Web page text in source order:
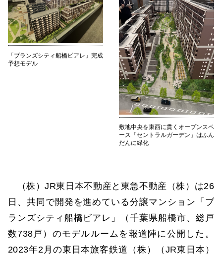
「ブランズシティ船橋ビアレ」完成
予想モデル
敷地中央を東西に貫くオープンスペ
ース「セントラルガーデン」はふん
だんに緑化
（株）JR東日本不動産と東急不動産（株）は26
日、共同で開発を進めている分譲マンション「ブ
ランズシティ船橋ビアレ」（千葉県船橋市、総戸
数738戸）のモデルルームを報道陣に公開した。
2023年2月の東日本旅客鉄道（株）（JR東日本）